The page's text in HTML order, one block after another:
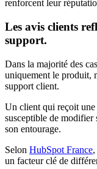
renforcent leur
Les avis clients
support.
Dans la majorité des
uniquement le produit,
support client.
Un client qui reçoit une
susceptible de modifier
son entourage.
Selon HubSpot France
un facteur clé de